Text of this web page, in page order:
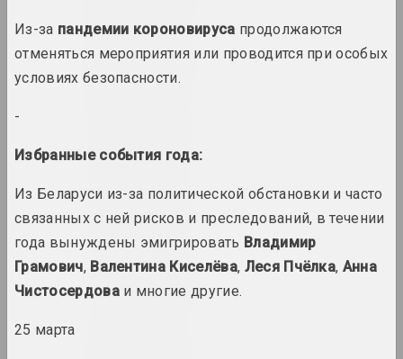
1954 год
итоги года
итоги года
1960 год
итоги года
1960-е годы
итоги десятилетия
Из-за пандемии короновируса продолжаются
отменяться мероприятия или проводится при особых
условиях безопасности.
-
Избранные события года:
Из Беларуси из-за политической обстановки и часто
связанных с ней рисков и преследований, в течении
года вынуждены эмигрировать Владимир
Грамович, Валентина Киселёва, Леся Пчёлка, Анна
Чистосердоваи многие другие.
25 марта